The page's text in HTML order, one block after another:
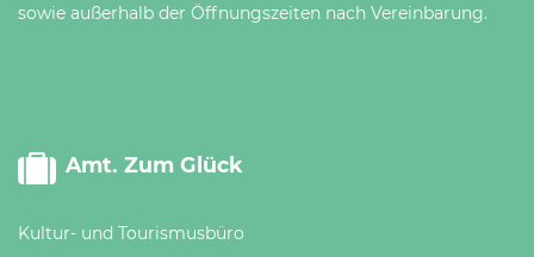
sowie außerhalb der Öffnungszeiten nach Vereinbarung.
Amt. Zum Glück
Kultur- und Tourismusbüro